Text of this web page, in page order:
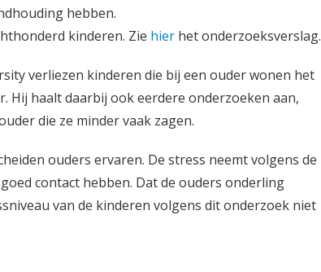
hebben.
kinderen. Zie hier het onderzoeksverslag.
verliezen kinderen die bij een ouder wonen het
Hij haalt daarbij ook eerdere onderzoeken aan,
die ze minder vaak zagen.
ouders ervaren. De stress neemt volgens de
contact hebben. Dat de ouders onderling
van de kinderen volgens dit onderzoek niet